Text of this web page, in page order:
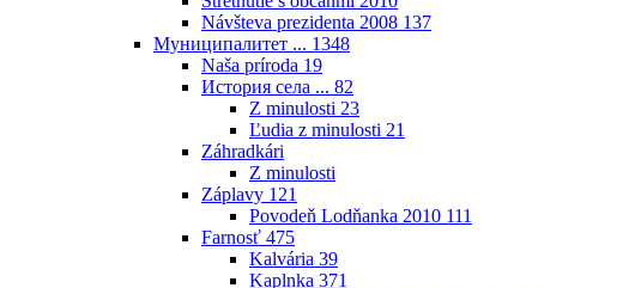
Návšteva prezidenta 2008 137
Муниципалитет ... 1348
Naša príroda 19
История села ... 82
Z minulosti 23
Ľudia z minulosti 21
Záhradkári
Z minulosti
Záplavy 121
Povodeň Lodňanka 2010 111
Farnosť 475
Kalvária 39
Kaplnka 371